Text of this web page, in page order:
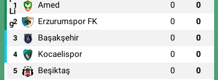
1 Amed 0 0
2 Erzurumspor FK 0 0
3 Başakşehir 0 0
4 Kocaelispor 0 0
5 Beşiktaş 0 0